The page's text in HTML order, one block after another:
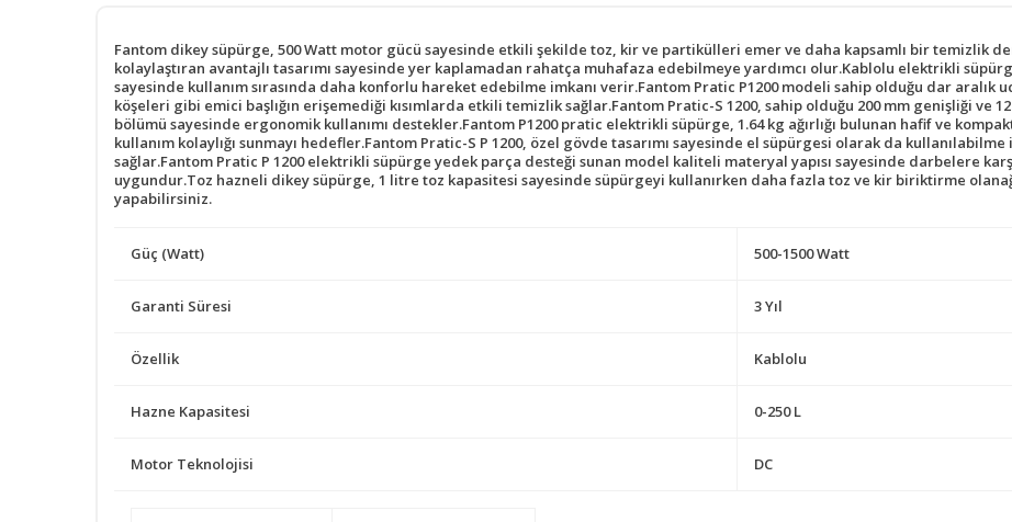
Fantom dikey süpürge, 500 Watt motor gücü sayesinde etkili şekilde toz, kir ve partikülleri emer ve daha kapsamlı bir temizlik
kolaylaştıran avantajlı tasarımı sayesinde yer kaplamadan rahatça muhafaza edebilmeye yardımcı olur.Kablolu elektrikli
sayesinde kullanım sırasında daha konforlu hareket edebilme imkanı verir.Fantom Pratic P1200 modeli sahip olduğu dar aralık
köşeleri gibi emici başlığın erişemediği kısımlarda etkili temizlik sağlar.Fantom Pratic-S 1200, sahip olduğu 200 mm genişliği ve
bölümü sayesinde ergonomik kullanımı destekler.Fantom P1200 pratic elektrikli süpürge, 1.64 kg ağırlığı bulunan hafif ve
kullanım kolaylığı sunmayı hedefler.Fantom Pratic-S P 1200, özel gövde tasarımı sayesinde el süpürgesi olarak da
sağlar.Fantom Pratic P 1200 elektrikli süpürge yedek parça desteği sunan model kaliteli materyal yapısı sayesinde darbelere
uygundur.Toz hazneli dikey süpürge, 1 litre toz kapasitesi sayesinde süpürgeyi kullanırken daha fazla toz ve kir biriktirme
yapabilirsiniz.
Güç (Watt) 500-1500 Watt
Garanti Süresi 3 Yıl
Özellik Kablolu
Hazne Kapasitesi 0-250 L
Motor Teknolojisi DC